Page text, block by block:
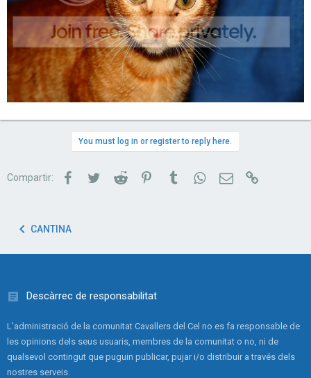
You must log in or register to reply here.
Compartir: FacebookTwitterReddit PinterestTumblrWhatsAppCorreu electrònic
CANTINA
Descàrrec de responsabilitat
L'administració de la comunitat Cavallers del Cel no es fa responsable de
les opinions dels seus usuaris, membres de la comunitat o no, ni de
qualsevol contingut que puguin publicar, pujar i/o distribuir a través dels
nostres serveis.